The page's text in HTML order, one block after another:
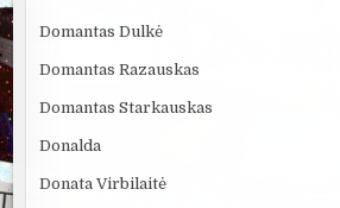
Domantas Dulkė
Domantas Razauskas
Domantas Starkauskas
Donalda
Donata Virbilaitė